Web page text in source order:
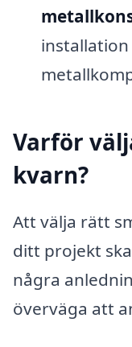
installation
Varför
kvarn?
Att välja rätt
ditt projekt
några
överväga att